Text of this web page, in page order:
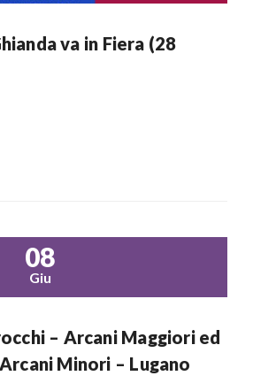
va in Fiera (28
08
Giu
– Arcani Maggiori ed
Minori – Lugano